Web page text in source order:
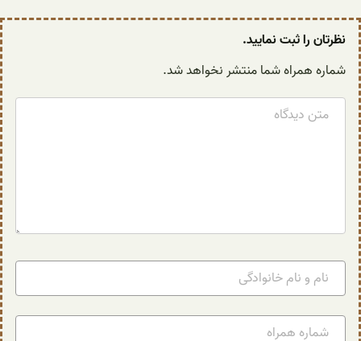
نظرتان را ثبت نمایید.
شماره همراه شما منتشر نخواهد شد.